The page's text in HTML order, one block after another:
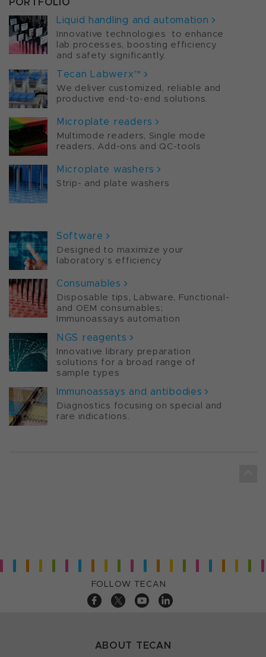
Liquid handling and automation
Innovative technologies to enhance
lab processes, boosting efficiency
and safety significantly.
Tecan Labwerx™
We deliver customized, reliable and
productive end-to-end solutions.
Microplate readers
Multimode readers, Single mode
readers, Add-ons and QC-tools
Microplate washers
Strip- and plate washers
Software
Designed to maximize your
laboratory’s efficiency
Consumables
Disposable tips, Labware, Functional-
and OEM consumables;
Immunoassays automation
NGS reagents
Innovative library preparation
solutions for a broad range of
sample types
Immunoassays and antibodies
Diagnostics focusing on special and
rare indications.
FOLLOW TECAN
ABOUT TECAN